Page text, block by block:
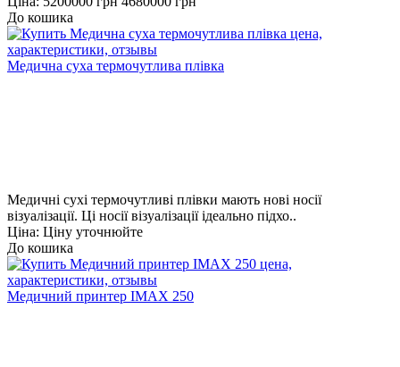
До кошика
Медична суха термочутлива плівка
Медичні сухі термочутливі плівки мають нові носії
візуалізації. Ці носії візуалізації ідеально підхо..
Ціна: Ціну уточнюйте
До кошика
Медичний принтер IMAX 250